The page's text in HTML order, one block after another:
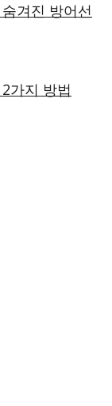
겨진 방어선
가지 방법